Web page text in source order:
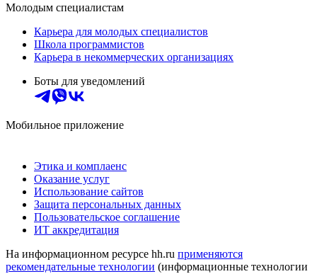
Молодым специалистам
Карьера для молодых специалистов
Школа программистов
Карьера в некоммерческих организациях
Боты для уведомлений
Мобильное приложение
Этика и комплаенс
Оказание услуг
Использование сайтов
Защита персональных данных
Пользовательское соглашение
ИТ аккредитация
На информационном ресурсе hh.ru применяются
рекомендательные технологии (информационные технологии